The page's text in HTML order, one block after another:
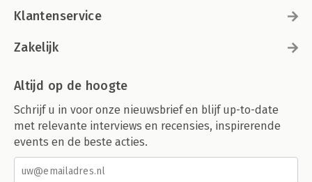
Klantenservice
Zakelijk
Altijd op de hoogte
Schrijf u in voor onze nieuwsbrief en blijf up-to-date
met relevante interviews en recensies, inspirerende
events en de beste acties.